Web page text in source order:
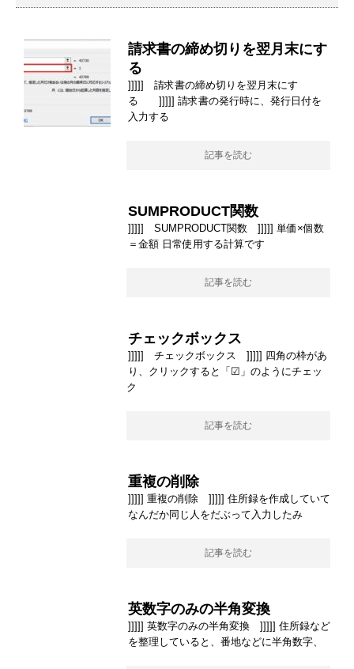
請求書の締め切りを翌月末にす
る
]]]]] 請求書の締め切りを翌月末にす
る ]]]]] 請求書の発行時に、発行日付を
入力する
記事を読む
SUMPRODUCT関数
]]]]] SUMPRODUCT関数 ]]]]] 単価×個数
＝金額 日常使用する計算です
記事を読む
チェックボックス
]]]]] チェックボックス ]]]]] 四角の枠があ
り、クリックすると「☑」のようにチェッ
ク
記事を読む
重複の削除
]]]]] 重複の削除 ]]]]] 住所録を作成していて
なんだか同じ人をだぶって入力したみ
記事を読む
英数字のみの半角変換
]]]]] 英数字のみの半角変換 ]]]]] 住所録など
を整理していると、番地などに半角数字、